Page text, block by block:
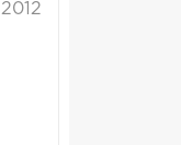
2012